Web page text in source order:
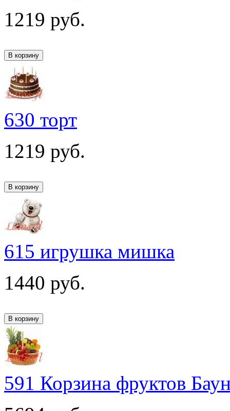
1219 руб.
630 торт
1219 руб.
615 игрушка мишка
1440 руб.
591 Корзина фруктов